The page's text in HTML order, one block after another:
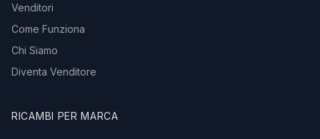
Venditori
Come Funziona
Chi Siamo
Diventa Venditore
RICAMBI PER MARCA